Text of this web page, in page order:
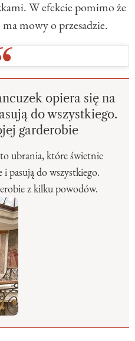
W efekcie pomimo że
mowy o przesadzie.
opiera się na
do wszystkiego.
garderobie
to ubrania, które świetnie
pasują do wszystkiego.
z kilku powodów.